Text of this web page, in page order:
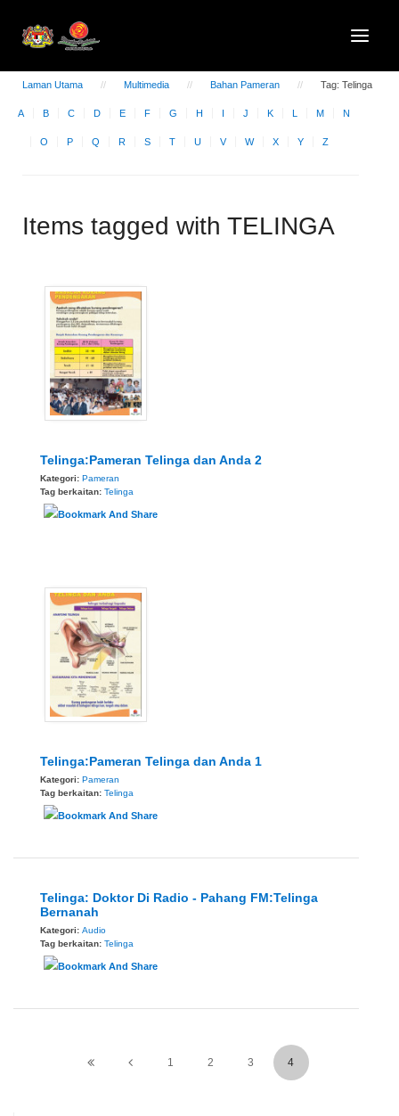
Laman Utama Multimedia Bahan Pameran Tag: Telinga
A B C D E F G H I J K L M N
O P Q R S T U V W X Y Z
Items tagged with TELINGA
Telinga:Pameran Telinga dan Anda 2
Kategori: Pameran
Tag berkaitan: Telinga
Telinga:Pameran Telinga dan Anda 1
Kategori: Pameran
Tag berkaitan: Telinga
Telinga: Doktor Di Radio - Pahang FM:Telinga
Bernanah
Kategori: Audio
Tag berkaitan: Telinga
1 2 3 4